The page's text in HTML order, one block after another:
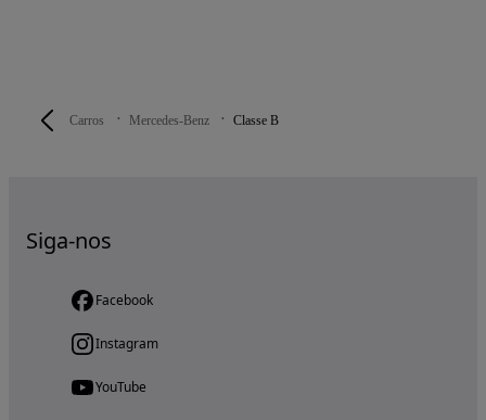
Carros Mercedes-Benz Classe B
Siga-nos
Facebook
Instagram
YouTube